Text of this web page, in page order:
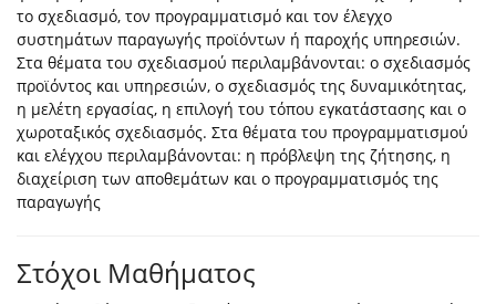
το σχεδιασμό, τον προγραμματισμό και τον έλεγχο
συστημάτων παραγωγής προϊόντων ή παροχής υπηρεσιών.
Στα θέματα του σχεδιασμού περιλαμβάνονται: ο σχεδιασμός
προϊόντος και υπηρεσιών, ο σχεδιασμός της δυναμικότητας,
η μελέτη εργασίας, η επιλογή του τόπου εγκατάστασης και ο
χωροταξικός σχεδιασμός. Στα θέματα του προγραμματισμού
και ελέγχου περιλαμβάνονται: η πρόβλεψη της ζήτησης, η
διαχείριση των αποθεμάτων και ο προγραμματισμός της
παραγωγής
Στόχοι Μαθήματος